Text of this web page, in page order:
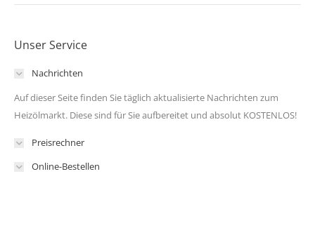
Unser Service
Nachrichten
Auf dieser Seite finden Sie täglich aktualisierte Nachrichten zum
Heizölmarkt. Diese sind für Sie aufbereitet und absolut KOSTENLOS!
Preisrechner
Online-Bestellen